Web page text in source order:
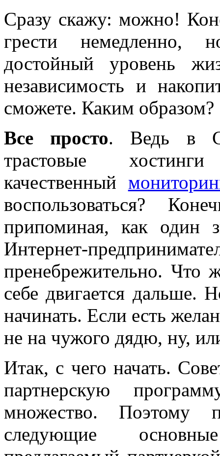
Сразу скажу: можно!
грести немедленно,
достойный уровень
независимость и
сможете. Каким образом?
Все просто. Ведь в
трастовые
качественный
воспользоваться?
припоминая, как один
Интернет-
пренебрежительно. Что
себе двигается дальше.
начинать. Если есть
не на чужого дядю, ну,
Итак, с чего начать.
партнерскую
множество. Поэтому
следующие